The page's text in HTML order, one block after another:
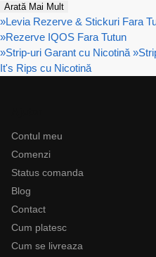
Arată Mai Mult
»Levia Rezerve & Stickuri Fara
»Rezerve IQOS Fara Tutun
»Strip-uri Garant cu Nicotină »
It's Rips cu Nicotină
Contul meu
Comenzi
Status comanda
Blog
Contact
Cum platesc
Cum se livreaza